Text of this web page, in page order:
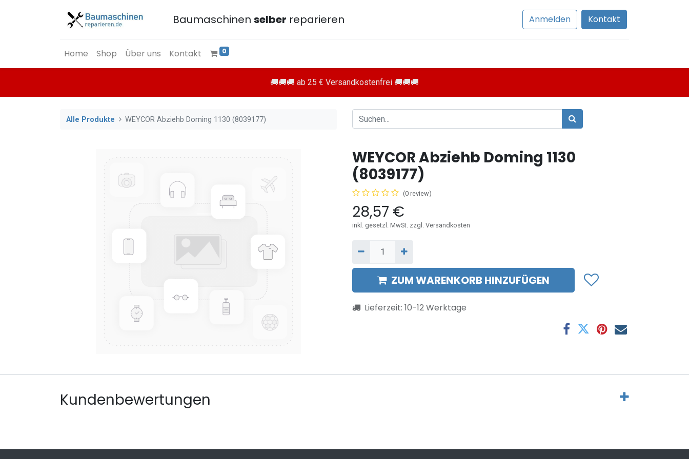
Baumaschinen selber reparieren Anmelden Kontakt
Home Shop Über uns Kontakt 0
🚚🚚🚚 ab 25 € Versandkostenfrei 🚚🚚🚚
Alle Produkte WEYCOR Abziehb Doming 1130 (8039177)
WEYCOR Abziehb Doming 1130
(8039177)
(0 review)
28,57 €
inkl. gesetzl. MwSt. zzgl. Versandkosten
ZUM WARENKORB HINZUFÜGEN
Lieferzeit: 10-12Werktage
Kundenbewertungen